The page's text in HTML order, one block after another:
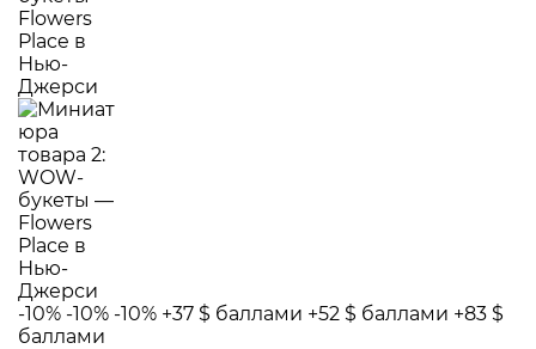
-10% -10% -10% +37 $ баллами +52 $ баллами +83 $
баллами